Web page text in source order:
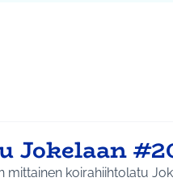
Jokelaan
koirahiihtolatu